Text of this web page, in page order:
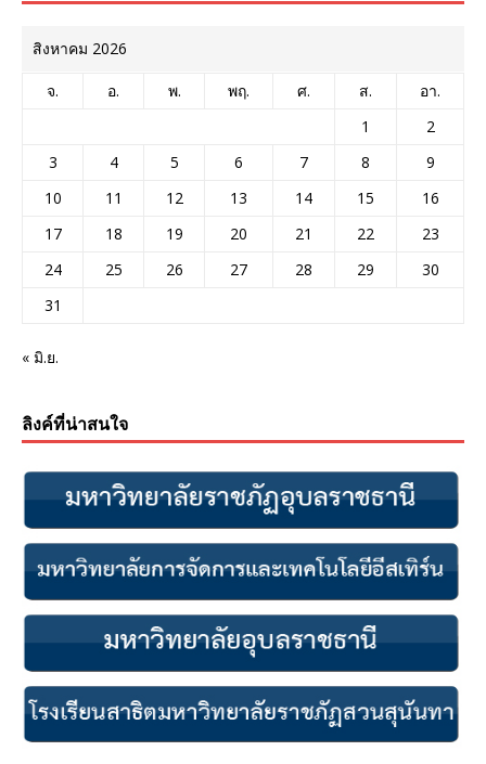
สิงหาคม 2026
จ. อ. พ. พฤ. ศ. ส.
อา.
1
2
3
4 5 6 7 8
9
10
11 12 13 14 15
16
17
18 19 20 21 22
23
24
25 26 27 28 29
30
31
« มิ.ย.
ลิงค์ที่น่าสนใจ